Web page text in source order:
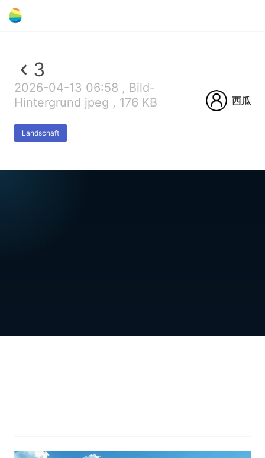
3
2026-04-13 06:58 , Bild-
Hintergrund jpeg , 176 KB
Landschaft
西瓜